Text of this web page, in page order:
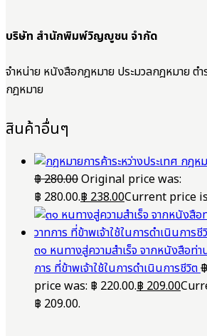
บริษัท สำนักพิมพ์วิญญูชน จำกัด
จำหน่าย หนังสือกฎหมาย ประมวลกฎหมาย ต
กฎหมาย
สินค้าอื่นๆ
กฎหม
฿280.00Original price was:
฿ 280.00.฿238.00Current price
๓๑ หนทางสู่ความสำเร็จ จากหนังสือท่
การ ที่ข้าพเจ้าใช้ในการดำเนินการชีวิต฿
price was: ฿ 220.00.฿209.00
฿ 209.00.